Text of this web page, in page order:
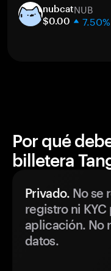
30 días
Capitalización de
nubcatNUB
$0.00 7.50%
Por qué
billetera
Privado. No se
registro ni KYC
aplicación. No
datos.